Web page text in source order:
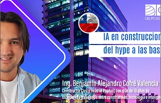
10
Detalles